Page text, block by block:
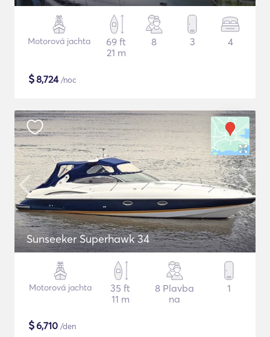
Motorová jachta
69 ft
21 m
8 3 4
$8,724/noc
Sunseeker Superhawk 34
Motorová jachta
35 ft
11 m
8 Plavba
na
1
$6,710 /den